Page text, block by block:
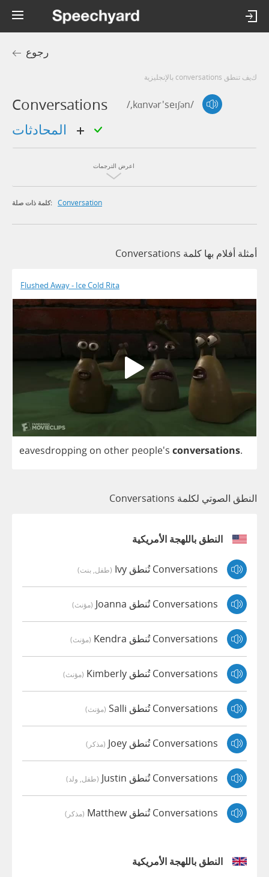
رجوع
كيف تنطق conversations بالإنجليزية
Conversations /,kɑnvər'seɪʃən/
اعرض الترجمات
كلمة ذات صلة: Conversation
أمثلة أفلام بها كلمة Conversations
Flushed Away - Ice Cold Rita
eavesdropping on other people's conversations.
النطق الصوتي لكلمة Conversations
النطق باللهجة الأمريكية
Conversations تُنطق Ivy (طفل, بنت)
Conversations تُنطق Joanna (مؤنث)
Conversations تُنطق Kendra (مؤنث)
Conversations تُنطق Kimberly (مؤنث)
Conversations تُنطق Salli (مؤنث)
Conversations تُنطق Joey (مذكر)
Conversations تُنطق Justin (طفل, ولد)
Conversations تُنطق Matthew (مذكر)
النطق باللهجة الأمريكية